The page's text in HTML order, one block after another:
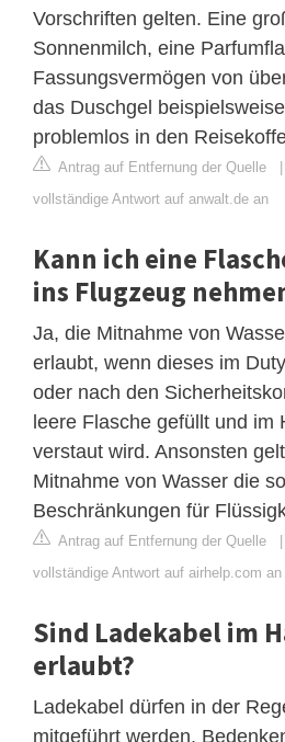
Vorschriften gelten. Eine
Sonnenmilch, eine
Fassungsvermögen von
das Duschgel
problemlos in den
Antrag auf Entfernung der Quelle
vollständige Antwort auf anwalt.de an
Kann ich eine
ins Flugzeug
Ja, die Mitnahme von
erlaubt, wenn dieses im
oder nach den
leere Flasche gefüllt und im
verstaut wird. Ansonsten
Mitnahme von Wasser die
Beschränkungen für
Antrag auf Entfernung der Quelle
vollständige Antwort auf airhelp.com an
Sind Ladekabel im
erlaubt?
Ladekabel dürfen in der
mitgeführt werden.